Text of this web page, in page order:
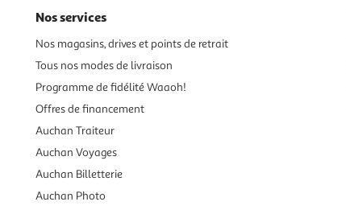
Nos services
Nos magasins, drives et points de retrait
Tous nos modes de livraison
Programme de fidélité Waaoh!
Offres de financement
Auchan Traiteur
Auchan Voyages
Auchan Billetterie
Auchan Photo